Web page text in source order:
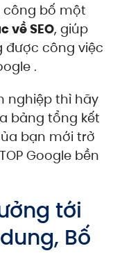
công bố một
về SEO, giúp
được công việc
.
nghiệp thì hãy
bảng tổng kết
bạn mới trở
Google bền
tới
Bố